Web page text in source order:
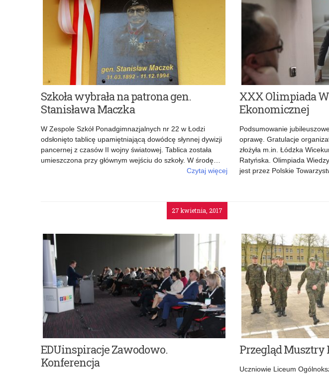
Szkoła wybrała na patrona gen.
Stanisława Maczka
W Zespole Szkół Ponadgimnazjalnych nr 22 w Łodzi
odsłonięto tablicę upamiętniającą dowódcę słynnej dywizji
pancernej z czasów II wojny światowej. Tablica została
umieszczona przy głównym wejściu do szkoły. W środę…
Czytaj więcej
XXX Olimpiada
Ekonomicznej
Podsumowanie
oprawę. Gratulacje
złożyła m.in. Łódzka
Ratyńska. Olimpiada
jest przez Polskie
27 kwietnia, 2017
EDUinspiracje Zawodowo.
Konferencja
Przegląd
Uczniowie Liceum